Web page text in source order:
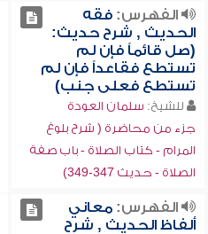
الفهرس:فقه
الحديث , شرح حديث:
(صل قائماً فإن لم
تستطع فقاعداً فإن لم
تستطع فعلى جنب)
للشيخ: سلمان العودة
جزء من محاضرة ( شرح بلوغ
المرام - كتاب الصلاة - باب صفة
الصلاة - حديث 347-349)
الفهرس:معاني
ألفاظ الحديث , شرح